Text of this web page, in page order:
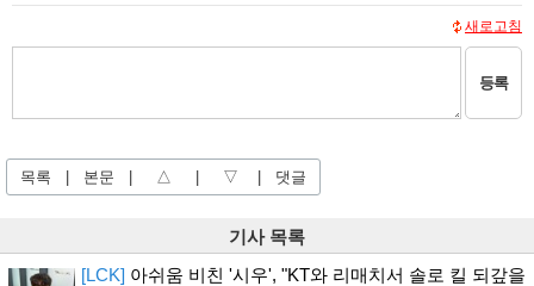
새로고침
등록
목록 | 본문 | △ | ▽ | 댓글
기사 목록
[LCK] 아쉬움 비친 '시우', "KT와 리매치서 솔로 킬 되갚을